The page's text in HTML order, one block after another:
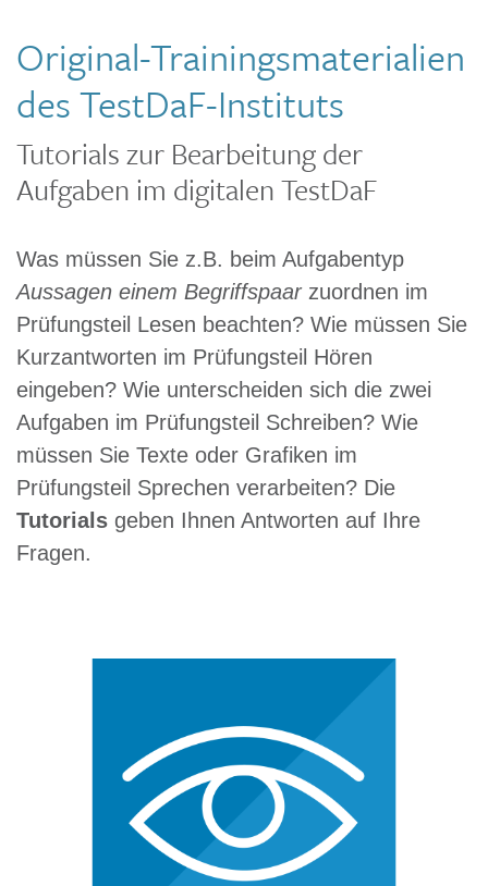
Original-Trainingsmaterialien
des TestDaF-Instituts
Tutorials zur Bearbeitung der
Aufgaben im digitalen TestDaF
Was müssen Sie z.B. beim Aufgabentyp
Aussagen einem Begriffspaarzuordnen im
Prüfungsteil Lesen beachten? Wie müssen Sie
Kurzantworten im Prüfungsteil Hören
eingeben? Wie unterscheiden sich die zwei
Aufgaben im Prüfungsteil Schreiben? Wie
müssen Sie Texte oder Grafiken im
Prüfungsteil Sprechen verarbeiten? Die
Tutorials geben Ihnen Antworten auf Ihre
Fragen.